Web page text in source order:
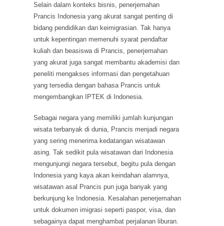
Selain dalam konteks bisnis, penerjemahan
Prancis Indonesia yang akurat sangat penting di
bidang pendidikan dan keimigrasian. Tak hanya
untuk kepentingan memenuhi syarat pendaftar
kuliah dan beasiswa di Prancis, penerjemahan
yang akurat juga sangat membantu akademisi dan
peneliti mengakses informasi dan pengetahuan
yang tersedia dengan bahasa Prancis untuk
mengembangkan IPTEK di Indonesia.
Sebagai negara yang memiliki jumlah kunjungan
wisata terbanyak di dunia, Prancis menjadi negara
yang sering menerima kedatangan wisatawan
asing. Tak sedikit pula wisatawan dari Indonesia
mengunjungi negara tersebut, begitu pula dengan
Indonesia yang kaya akan keindahan alamnya,
wisatawan asal Prancis pun juga banyak yang
berkunjung ke Indonesia. Kesalahan penerjemahan
untuk dokumen imigrasi seperti paspor, visa, dan
sebagainya dapat menghambat perjalanan liburan.